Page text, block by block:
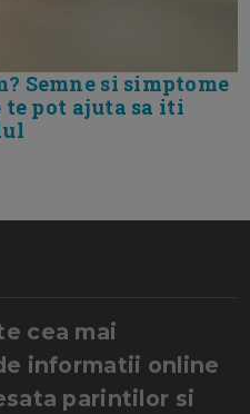
Semne si simptome
te pot ajuta sa iti
cea mai
informatii online
parintilor si